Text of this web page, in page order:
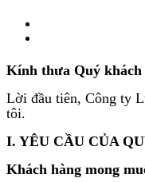
Kính thưa Quý khách
Lời đầu tiên, Công ty
tôi.
I. YÊU CẦU CỦA
Khách hàng mong